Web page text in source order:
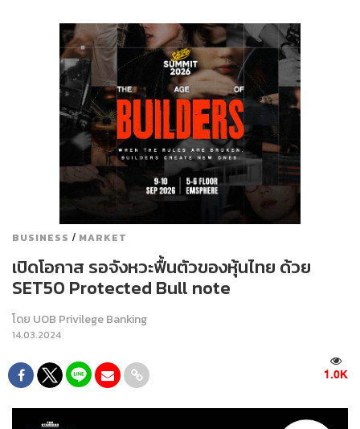
BUSINESS / MARKET
เปิดโอกาส รอจังหวะฟื้นตัวของหุ้นไทย ด้วย
SET50 Protected Bull note
โดย UOB Privilege Banking
14.03.2024
1.0K